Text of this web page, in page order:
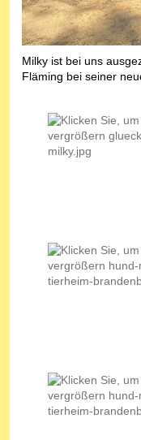
Milky ist bei uns
Fläming bei seiner